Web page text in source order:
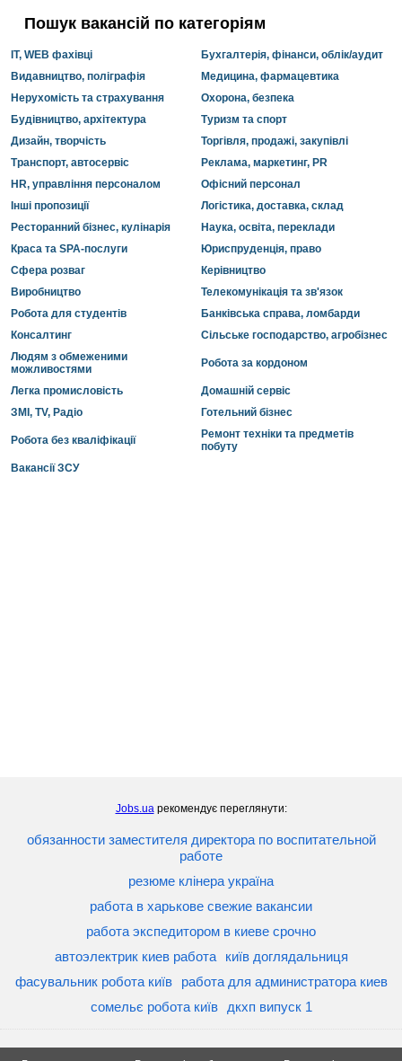
Пошук вакансій по категоріям
IT, WEB фахівці
Бухгалтерія, фінанси, облік/аудит
Видавництво, поліграфія
Медицина, фармацевтика
Нерухомість та страхування
Охорона, безпека
Будівництво, архітектура
Туризм та спорт
Дизайн, творчість
Торгівля, продажі, закупівлі
Транспорт, автосервіс
Реклама, маркетинг, PR
HR, управління персоналом
Офісний персонал
Інші пропозиції
Логістика, доставка, склад
Ресторанний бізнес, кулінарія
Наука, освіта, переклади
Краса та SPA-послуги
Юриспруденція, право
Сфера розваг
Керівництво
Виробництво
Телекомунікація та зв'язок
Робота для студентів
Банківська справа, ломбарди
Консалтинг
Сільське господарство, агробізнес
Людям з обмеженими
можливостями
Робота за кордоном
Легка промисловість
Домашній сервіс
ЗМІ, TV, Радіо
Готельний бізнес
Робота без кваліфікації
Ремонт техніки та предметів
побуту
Вакансії ЗСУ
Jobs.uaрекомендує переглянути:
обязанности заместителя директора по воспитательной
работе
резюме клінера україна
работа в харькове свежие вакансии
работа экспедитором в киеве срочно
автоэлектрик киев работа
київ доглядальниця
фасувальник робота київ
работа для администратора киев
сомельє робота київ
дкхп випуск 1